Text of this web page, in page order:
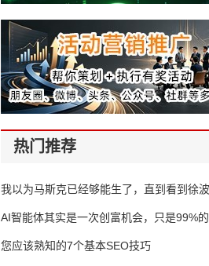
热门推荐
我以为马斯克已经够能生了，直到看到
AI智能体其实是一次创富机会，只是99%
错过了
您应该熟知的7个基本SEO技巧